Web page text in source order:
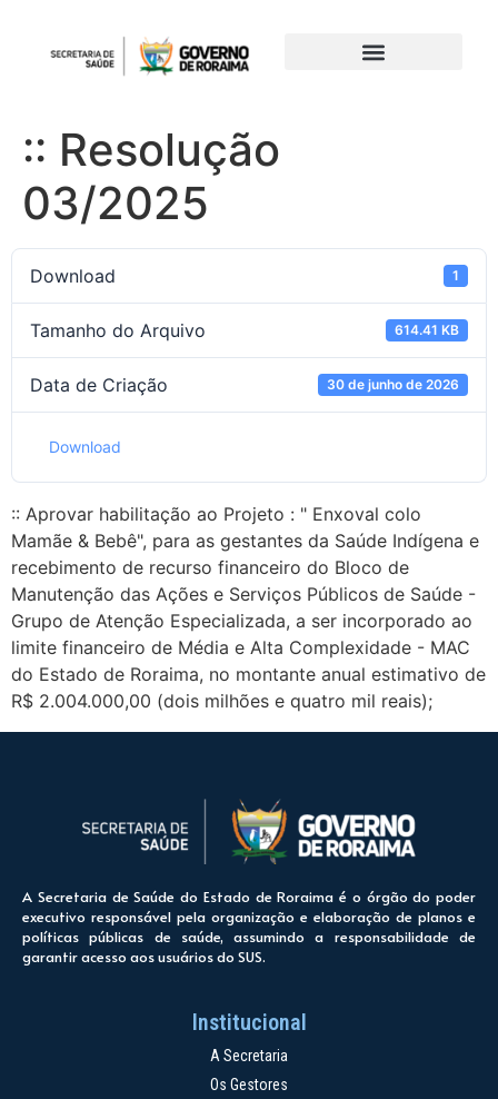
:: Resolução
03/2025
Download 1
Tamanho do Arquivo 614.41 KB
Data de Criação 30 de junho de 2026
Download
:: Aprovar habilitação ao Projeto : " Enxoval colo
Mamãe & Bebê", para as gestantes da Saúde Indígena e
recebimento de recurso financeiro do Bloco de
Manutenção das Ações e Serviços Públicos de Saúde -
Grupo de Atenção Especializada, a ser incorporado ao
limite financeiro de Média e Alta Complexidade - MAC
do Estado de Roraima, no montante anual estimativo de
R$ 2.004.000,00 (dois milhões e quatro mil reais);
A Secretaria de Saúde do Estado de Roraima é o órgão do poder
executivo responsável pela organização e elaboração de planos e
políticas públicas de saúde, assumindo a responsabilidade de
garantir acesso aos usuários do SUS.
Institucional
A Secretaria
Os Gestores